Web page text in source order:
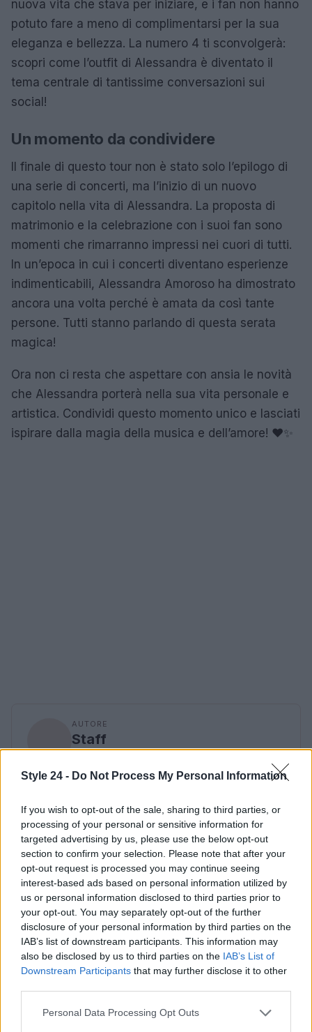
Style 24 - Do Not Process My Personal Information
If you wish to opt-out of the sale, sharing to third parties, or
processing of your personal or sensitive information for
targeted advertising by us, please use the below opt-out
section to confirm your selection. Please note that after your
opt-out request is processed you may continue seeing
interest-based ads based on personal information utilized by
us or personal information disclosed to third parties prior to
your opt-out. You may separately opt-out of the further
disclosure of your personal information by third parties on the
IAB’s list of downstream participants. This information may
also be disclosed by us to third parties on the IAB’s List of
Downstream Participants that may further disclose it to other
Please note that this website/app uses one or more Google
Personal Data Processing Opt Outs
nuova vita che stava per iniziare, e i fan non hanno
potuto fare a meno di complimentarsi per la sua
eleganza e bellezza. La numero 4 ti sconvolgerà:
scopri come l’outfit di Alessandra è diventato il
tema centrale di tantissime conversazioni sui
social!
Un momento da condividere
Il finale di questo tour non è stato solo l’epilogo di
una serie di concerti, ma l’inizio di un nuovo
capitolo nella vita di Alessandra. La proposta di
matrimonio e la celebrazione con i suoi fan sono
momenti che rimarranno impressi nei cuori di tutti.
In un’epoca in cui i concerti diventano esperienze
indimenticabili, Alessandra Amoroso ha dimostrato
ancora una volta perché è amata da così tante
persone. Tutti stanno parlando di questa serata
magica!
Ora non ci resta che aspettare con ansia le novità
che Alessandra porterà nella sua vita personale e
artistica. Condividi questo momento unico e lasciati
ispirare dalla magia della musica e dell’amore! ❤️✨
AUTORE
Staff